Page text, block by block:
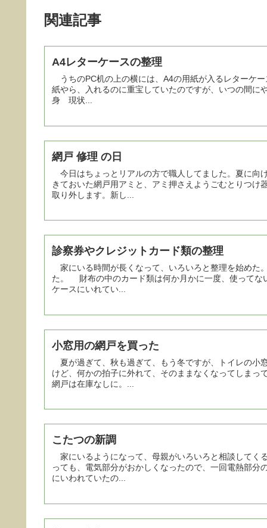
関連記事
A4レターケースの整理
うちのPC机の上の横には、A4の用紙が入るレターケースが置いてあります。 これ
紙やら、入れるのに重宝していたのですが、いつの間
身 現状...
網戸 修理 の日
今日はちょっとリアルの方で職人してました。夏に向
きておいた網戸用アミと、アミ押さえようごむとりつ
取り外します。新し...
診察券やクレジットカード類の整理
家にいる時間が長くなって、いろいろと整理を始め
た。 財布の中のカード類は何か月かに一度、使ってな
ケースにいれてい...
小窓用の網戸を買った
夏が過ぎて、秋も過ぎて、もう冬ですが、トイレの
けど、何かの拍子に外れて、そのままなくなってしま
網戸は在庫なしに。...
こたつの新調
家にいるようになって、母親がいろいろと相談して
っても、電気部分がおかしくなったので、一回電熱部
にいわれていたの...